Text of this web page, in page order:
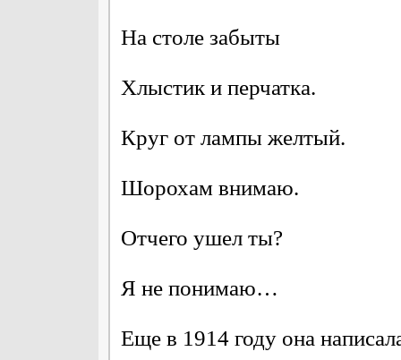
На столе забыты
Хлыстик и перчатка.
Круг от лампы желтый.
Шорохам внимаю.
Отчего ушел ты?
Я не понимаю…
Еще в 1914 году она